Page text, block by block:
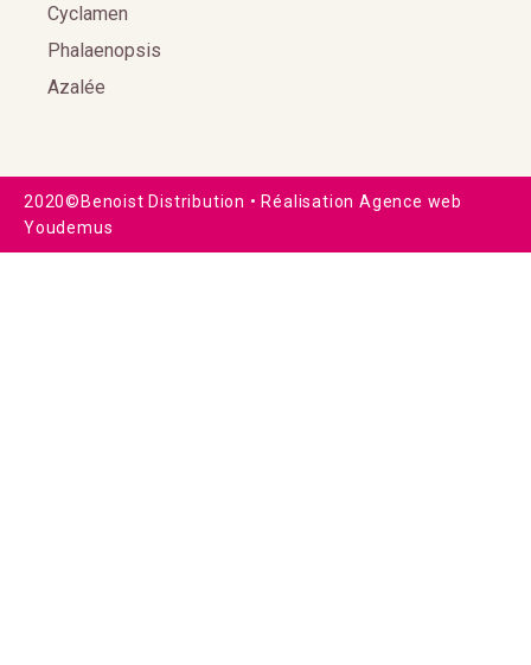
Cyclamen
Phalaenopsis
Azalée
2020©Benoist Distribution • Réalisation Agence web
Youdemus